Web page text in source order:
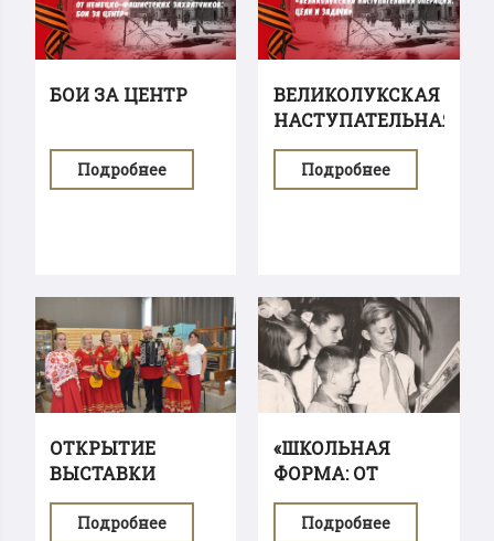
БОИ ЗА ЦЕНТР
Подробнее
ВЕЛИКОЛУКСКАЯ
НАСТУПАТЕЛЬНАЯ...
Подробнее
ОТКРЫТИЕ
ВЫСТАВКИ
"КРЕСТЬЯНСКОЕ...
Подробнее
«ШКОЛЬНАЯ
ФОРМА: ОТ
РОССИЙСКОЙ...
Подробнее